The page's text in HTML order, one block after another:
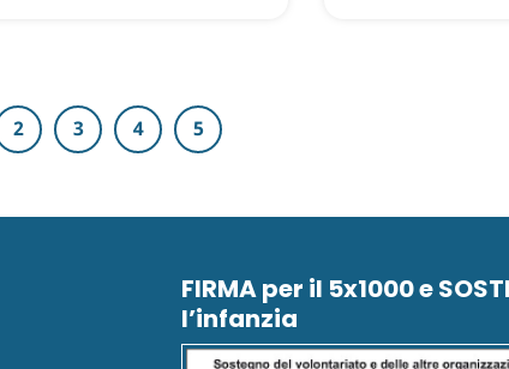
2 3 4 5
FIRMA per il 5x1000 e
l’infanzia